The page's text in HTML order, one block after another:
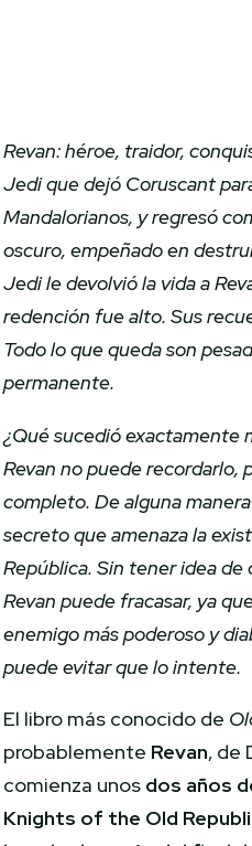
Revan: héroe, traidor,
Jedi que dejó Coruscant
Mandalorianos, y regresó
oscuro, empeñado en
Jedi le devolvió la vida a
redención fue alto. Sus
Todo lo que queda son
permanente.
¿Qué sucedió exactamente
Revan no puede recordarlo,
completo. De alguna
secreto que amenaza la
República. Sin tener idea
Revan puede fracasar, ya
enemigo más poderoso y
puede evitar que lo intente.
El libro más conocido de
probablemente Revan, de
comienza unos dos años
Knights of the Old